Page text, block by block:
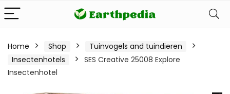
Home Shop
Tuinvogels and tuindieren
Insectenhotels
SES Creative 25008 Explore
Insectenhotel